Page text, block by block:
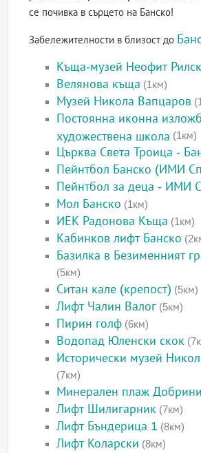
се почивка в сърцето на Банско!
Забележителности в близост до
Къща-музей Неофит
Велянова къща (1км)
Музей Никола Вапцаров
Постоянна иконна
художествена школа (1км)
Църква Света Троица -
Пейнтбол Банско (ИМИ
Пейнтбол за деца - ИМИ
Мол Банско (1км)
ИЕК Радонова Къща (1км)
Кабинков лифт Банско
Базилка в Безименният
(5км)
Ситан кале (крепост) (5км)
Лифт Чалин Валог (5км)
Пирин голф (6км)
Водопад Юленски скок
Исторически музей
(7км)
Минерален плаж
Лифт Шилигарник (7км)
Лифт Бъндерица 1 (8км)
Лифт Коларски (8км)